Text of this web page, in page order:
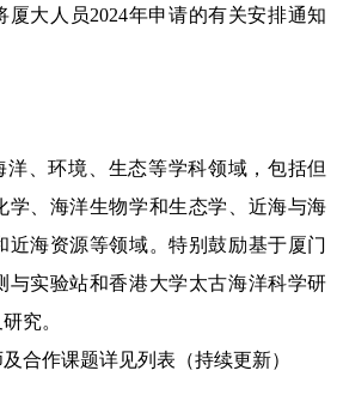
厦大人员2024年申请的有关安排通知
洋、环境、生态等学科领域，包括但
学、海洋生物学和生态学、近海与海
近海资源等领域。特别鼓励基于厦门
与实验站和香港大学太古海洋科学研
究。
合作课题详见列表（持续更新）